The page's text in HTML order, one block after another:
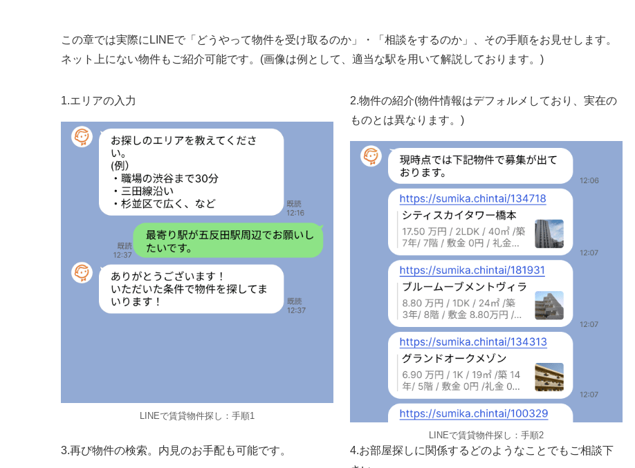
この章では実際にLINEで「どうやって物件を受け取るのか」・「相談をするのか」、その手順をお見せします。
ネット上にない物件もご紹介可能です。(画像は例として、適当な駅を用いて解説しております。)
1.エリアの入力
LINEで賃貸物件探し：手順1
2.物件の紹介(物件情報はデフォルメしており、実在の
ものとは異なります。)
LINEで賃貸物件探し：手順2
3.再び物件の検索。内見のお手配も可能です。
4.お部屋探しに関係するどのようなことでもご相談下